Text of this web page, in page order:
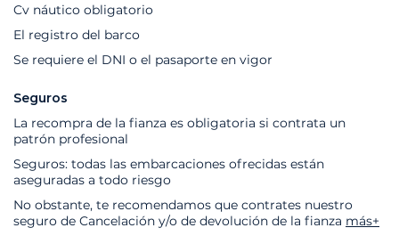
Cv náutico obligatorio
El registro del barco
Se requiere el DNI o el pasaporte en vigor
Seguros
La recompra de la fianza es obligatoria si contrata un
patrón profesional
Seguros: todas las embarcaciones ofrecidas están
aseguradas a todo riesgo
No obstante, te recomendamos que contrates nuestro
seguro de Cancelación y/o de devolución de la fianza más+